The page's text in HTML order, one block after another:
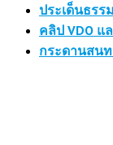
ประเด็นธรรม
คลิป VDO แ
กระดานสน